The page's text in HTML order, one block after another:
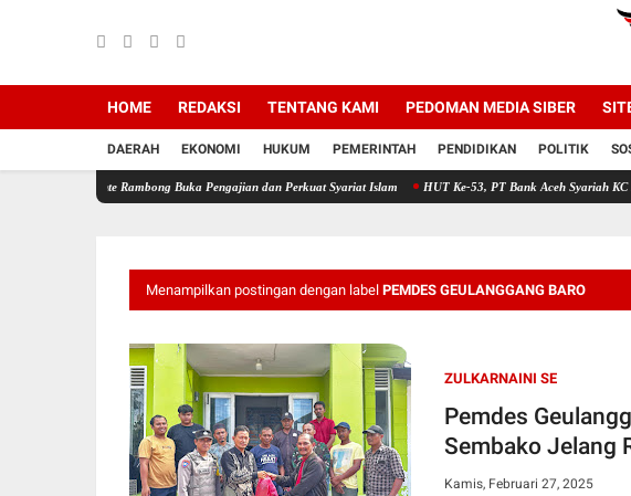
HOME REDAKSI TENTANG KAMI PEDOMAN MEDIA SIBER
DAERAH EKONOMI HUKUM PEMERINTAH PENDIDIKAN POLITIK
Rambong Buka Pengajian dan Perkuat Syariat Islam HUT Ke-53, PT Bank Aceh Syariah KC Bireuen Himpun
Menampilkan postingan dengan label PEMDES GEULANGGANG BARO
ZULKARNAINI SE
Pemdes
Sembako Jelang
Kamis, Februari 27, 2025